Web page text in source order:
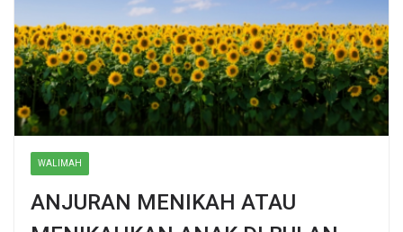
WALIMAH
ANJURAN MENIKAH ATAU